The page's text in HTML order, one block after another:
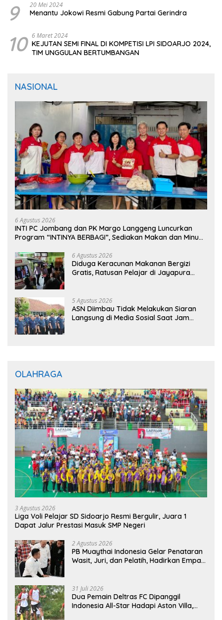
9 20 Mei 2024
Menantu Jokowi Resmi Gabung Partai Gerindra
10 6 Maret 2024
KEJUTAN SEMI FINAL DI KOMPETISI LPI SIDOARJO 2024,
TIM UNGGULAN BERTUMBANGAN
NASIONAL
6 Agustus 2026
INTI PC Jombang dan PK Margo Langgeng Luncurkan
Program “INTINYA BERBAGI”, Sediakan Makan dan Minum
6 Agustus 2026
Diduga Keracunan Makanan Bergizi
Gratis, Ratusan Pelajar di Jayapura
5 Agustus 2026
ASN Diimbau Tidak Melakukan Siaran
Langsung di Media Sosial Saat Jam
OLAHRAGA
3 Agustus 2026
Liga Voli Pelajar SD Sidoarjo Resmi Bergulir, Juara 1
Dapat Jalur Prestasi Masuk SMP Negeri
2 Agustus 2026
PB Muaythai Indonesia Gelar Penataran
Wasit, Juri, dan Pelatih, Hadirkan Empat
31 Juli 2026
Dua Pemain Deltras FC Dipanggil
Indonesia All-Star Hadapi Aston Villa,